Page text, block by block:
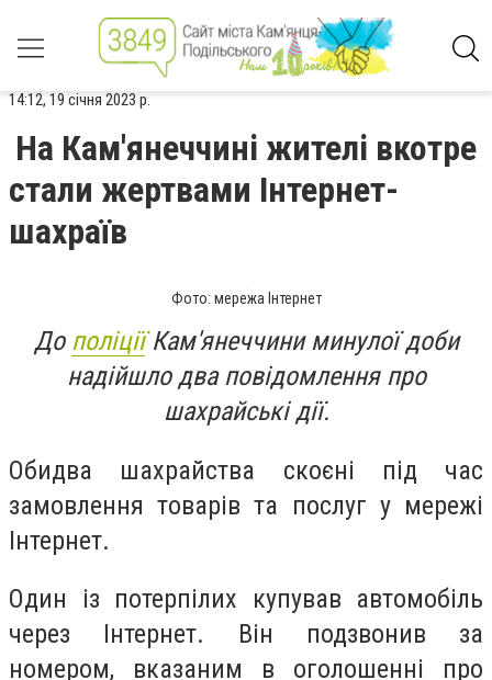
14:12, 19 січня 2023 р.
На Кам'янеччині жителі вкотре
стали жертвами Інтернет-
шахраїв
Фото: мережа Інтернет
До поліціїКам'янеччини минулої доби
надійшло два повідомлення про
шахрайські дії.
Обидва шахрайства скоєні під час
замовлення товарів та послуг у мережі
Інтернет.
Один із потерпілих купував автомобіль
через Інтернет. Він подзвонив за
номером, вказаним в оголошенні про